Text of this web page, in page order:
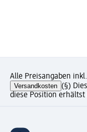
Alle Preisangaben
Versandkosten (§)
diese Position erhältst